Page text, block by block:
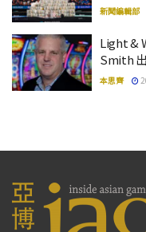
新聞編輯部
Light &
Smith
本思齊